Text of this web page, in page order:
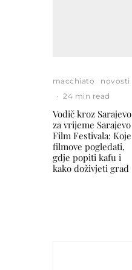
macchiato
novosti
· 24 min read
Vodič kroz Sarajevo
za vrijeme Sarajevo
Film Festivala: Koje
filmove pogledati,
gdje popiti kafu i
kako doživjeti grad